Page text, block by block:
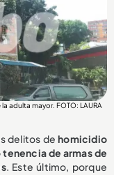
adulta mayor. FOTO: LAURA
delitos dehomicidio
de armas de
. Este último, porque